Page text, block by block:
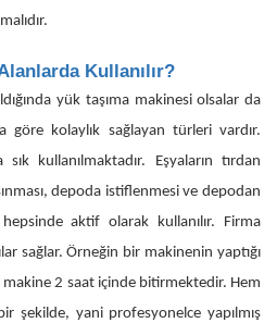
Kullanılır?
yük taşıma makinesi olsalar da
göre kolaylık sağlayan türleri vardır.
kullanılmaktadır. Eşyaların tırdan
depoda istiflenmesi ve depodan
hepsinde aktif olarak kullanılır. Firma
sağlar. Örneğin bir makinenin yaptığı
2 saat içinde bitirmektedir. Hem
şekilde, yani profesyonelce yapılmış